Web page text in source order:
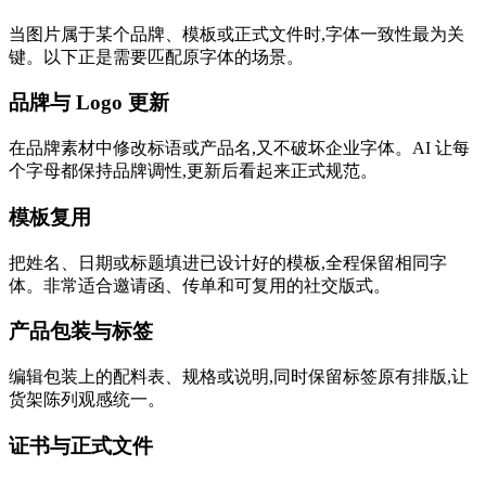
当图片属于某个品牌、模板或正式文件时,字体一致性最为关
键。以下正是需要匹配原字体的场景。
品牌与 Logo 更新
在品牌素材中修改标语或产品名,又不破坏企业字体。AI 让每
个字母都保持品牌调性,更新后看起来正式规范。
模板复用
把姓名、日期或标题填进已设计好的模板,全程保留相同字
体。非常适合邀请函、传单和可复用的社交版式。
产品包装与标签
编辑包装上的配料表、规格或说明,同时保留标签原有排版,让
货架陈列观感统一。
证书与正式文件